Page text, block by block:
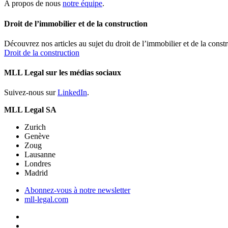
A propos de nous notre équipe.
Droit de l’immobilier et de la construction
Découvrez nos articles au sujet du droit de l’immobilier et de la
Droit de la construction
MLL Legal sur les médias sociaux
Suivez-nous surLinkedIn.
MLL Legal SA
Zurich
Genève
Zoug
Lausanne
Londres
Madrid
Abonnez-vous à notre newsletter
mll-legal.com